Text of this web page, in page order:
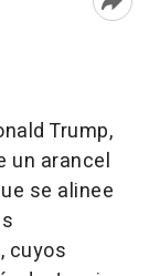
Trump,
un arancel
se alinee
cuyos